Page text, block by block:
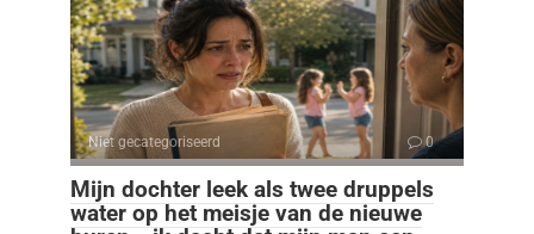
Niet gecategoriseerd 0
Mijn dochter leek als twee druppels
water op het meisje van de nieuwe